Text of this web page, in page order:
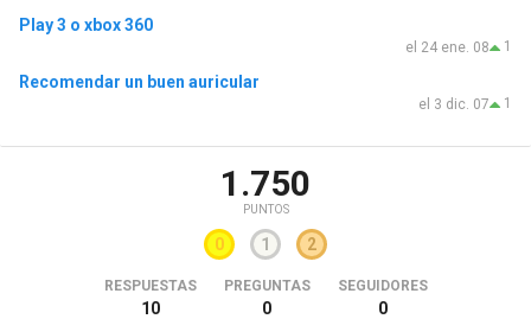
Play 3 o xbox 360
1
el 24 ene. 08
Recomendar un buen auricular
1
el 3 dic. 07
1.750
PUNTOS
0 1 2
RESPUESTAS
10
PREGUNTAS
0
SEGUIDORES
0